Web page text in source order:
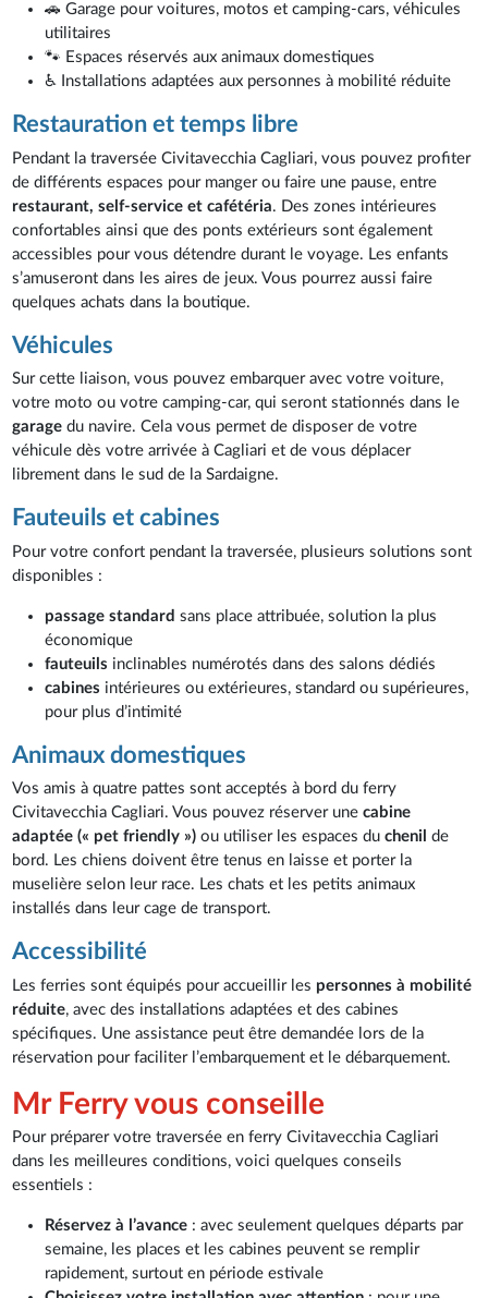
🚗 Garage pour voitures, motos et camping-cars, véhicules
utilitaires
🐾 Espaces réservés aux animaux domestiques
♿ Installations adaptées aux personnes à mobilité réduite
Restauration et temps libre
Pendant la traversée Civitavecchia Cagliari, vous pouvez profiter
de différents espaces pour manger ou faire une pause, entre
restaurant, self-service et cafétéria. Des zones intérieures
confortables ainsi que des ponts extérieurs sont également
accessibles pour vous détendre durant le voyage. Les enfants
s’amuseront dans les aires de jeux. Vous pourrez aussi faire
quelques achats dans la boutique.
Véhicules
Sur cette liaison, vous pouvez embarquer avec votre voiture,
votre moto ou votre camping-car, qui seront stationnés dans le
garage du navire. Cela vous permet de disposer de votre
véhicule dès votre arrivée à Cagliari et de vous déplacer
librement dans le sud de la Sardaigne.
Fauteuils et cabines
Pour votre confort pendant la traversée, plusieurs solutions sont
disponibles :
passage standard sans place attribuée, solution la plus
économique
fauteuils inclinables numérotés dans des salons dédiés
cabines intérieures ou extérieures, standard ou supérieures,
pour plus d’intimité
Animaux domestiques
Vos amis à quatre pattes sont acceptés à bord du ferry
Civitavecchia Cagliari. Vous pouvez réserver unecabine
adaptée (« pet friendly ») ou utiliser les espaces duchenil de
bord. Les chiens doivent être tenus en laisse et porter la
muselière selon leur race. Les chats et les petits animaux
installés dans leur cage de transport.
Accessibilité
Les ferries sont équipés pour accueillir les personnes à mobilité
réduite, avec des installations adaptées et des cabines
spécifiques. Une assistance peut être demandée lors de la
réservation pour faciliter l’embarquement et le débarquement.
Mr Ferry vous conseille
Pour préparer votre traversée en ferry Civitavecchia Cagliari
dans les meilleures conditions, voici quelques conseils
essentiels :
Réservez à l’avance : avec seulement quelques départs par
semaine, les places et les cabines peuvent se remplir
rapidement, surtout en période estivale